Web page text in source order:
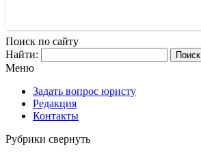
Поиск по сайту
Найти:
Меню
Задать вопрос юристу
Редакция
Контакты
Рубрики свернуть